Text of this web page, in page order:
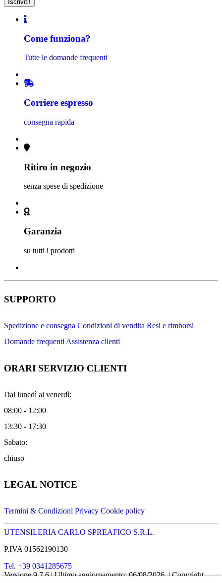
Come funziona?
Tutte le domande frequenti
Corriere espresso
consegna rapida
Ritiro in negozio
senza spese di spedizione
Garanzia
su tutti i prodotti
SUPPORTO
Spedizione e consegna Condizioni di vendita Resi e rimborsi
Domande frequenti Assistenza clienti
ORARI SERVIZIO CLIENTI
Dal lunedì al venerdì:
08:00 - 12:00
13:30 - 17:30
Sabato:
chiuso
LEGAL NOTICE
Termini & Condizioni Privacy Cookie policy
UTENSILERIA CARLO SPREAFICO S.R.L.
P.IVA 01562190130
Tel. +39 0341285675
Versione 9.7.6 | Ultimo aggiornamento: 06/08/2026 | Copyright